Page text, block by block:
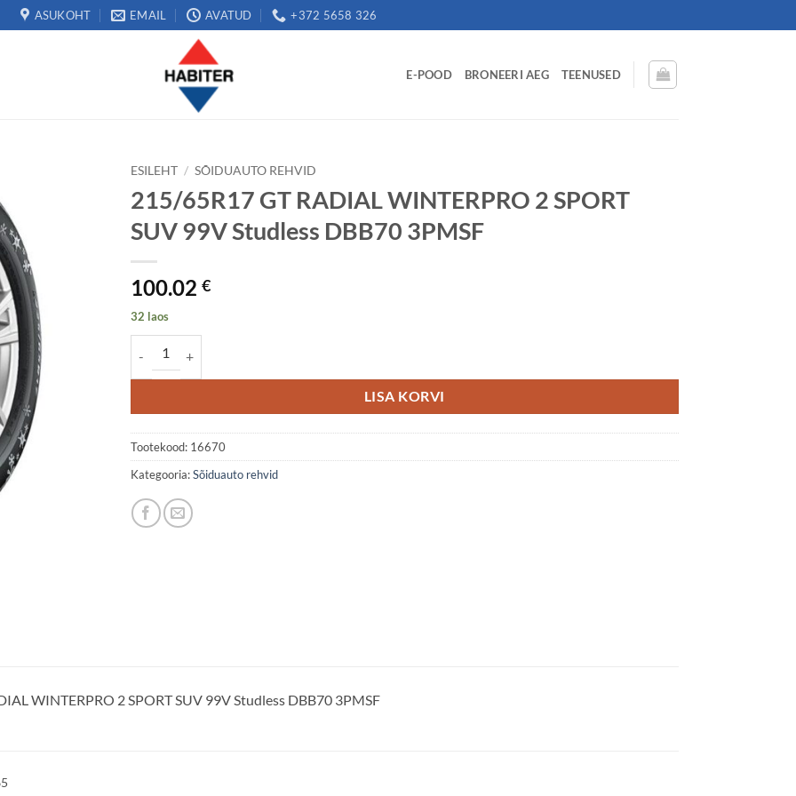
ASUKOHT EMAIL AVATUD +372 5658 326
E-POOD BRONEERI AEG TEENUSED
ESILEHT / SÕIDUAUTO REHVID
215/65R17 GT RADIAL WINTERPRO 2 SPORT
SUV 99V Studless DBB70 3PMSF
100.02 €
32 laos
LISA KORVI
Tootekood: 16670
Kategooria:Sõiduauto rehvid
WINTERPRO 2 SPORT SUV 99V Studless DBB70 3PMSF